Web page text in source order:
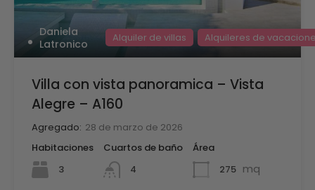
Daniela
Latronico
Alquiler de villas Alquileres de
Villa con vista panoramica – Vista
Alegre – A160
Agregado: 28 de marzo de 2026
Habitaciones
3
Cuartos de baño
4
Área
275 mq